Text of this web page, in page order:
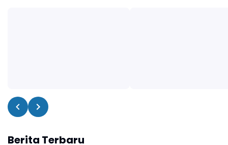
Berita Terbaru